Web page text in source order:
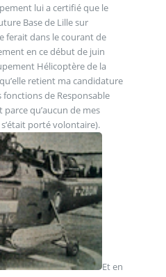
lui a certifié que le
Base de Lille sur
ferait dans le courant de
en ce début de juin
Hélicoptère de la
retient ma candidature
fonctions de Responsable
qu’aucun de mes
porté volontaire).
Et en